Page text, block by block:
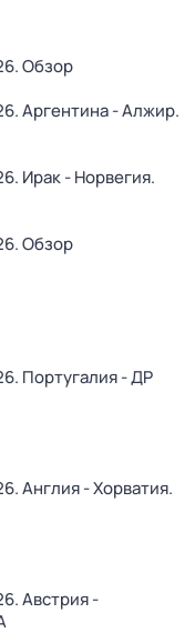
Обзор
Аргентина - Алжир.
Ирак - Норвегия.
Обзор
Португалия - ДР
Англия - Хорватия.
Австрия -